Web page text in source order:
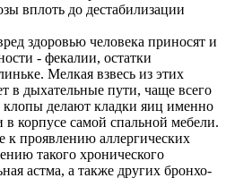
вплоть до дестабилизации
здоровью человека приносят и
- фекалии, остатки
Мелкая взвесь из этих
в дыхательные пути, чаще всего
клопы делают кладки яиц именно
корпусе самой спальной мебели.
к проявлению аллергических
такого хронического
астма, а также других бронхо-